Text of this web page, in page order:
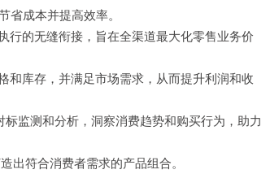
成本并提高效率。
行的无缝衔接，旨在全渠道最大化零售业务价
和库存，并满足市场需求，从而提升利润和收
监测和分析，洞察消费趋势和购买行为，助力
出符合消费者需求的产品组合。